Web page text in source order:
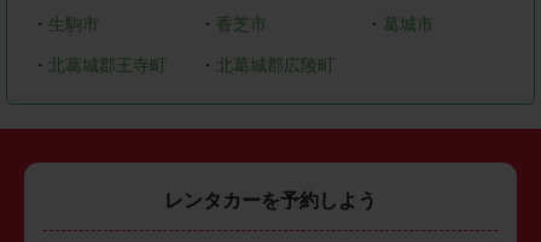
・ 生駒市 ・ 香芝市 ・ 葛城市
・ 北葛城郡王寺町 ・ 北葛城郡広陵町
レンタカーを予約しよう